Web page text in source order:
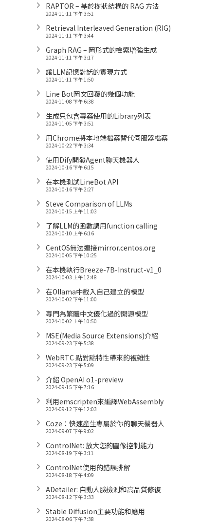
RAPTOR – 基於樹狀結構的 RAG 方法
2024-11-11 下午 3:51
Retrieval Interleaved Generation (RIG)
2024-11-11 下午 3:44
Graph RAG – 圖形式的檢索增強生成
2024-11-11 下午 3:17
讓LLM記憶對話的實現方式
2024-11-11 下午 1:50
Line Bot圖文回覆的幾個功能
2024-11-08 下午 6:38
生成只包含專案使用的Library列表
2024-11-05 下午 3:51
用Chrome將本地端檔案替代伺服器檔案
2024-10-22 下午 3:34
使用Dify開發Agent聊天機器人
2024-10-16 下午 6:15
在本機測試LineBot API
2024-10-16 下午 2:27
Steve Comparison of LLMs
2024-10-15 上午 11:03
了解LLM的函數調用function calling
2024-10-10 上午 6:16
CentOS無法連接mirror.centos.org
2024-10-05 下午 10:25
在本機執行Breeze-7B-Instruct-v1_0
2024-10-03 上午 12:48
在Ollama中載入自己建立的模型
2024-10-02 下午 11:00
專門為繁體中文優化過的開源模型
2024-10-02 上午 10:50
MSE(Media Source Extensions)介紹
2024-09-23 下午 5:38
WebRTC 點對點特性帶來的複雜性
2024-09-23 下午 5:09
介紹 OpenAI o1-preview
2024-09-15 下午 7:16
利用emscripten來編譯WebAssembly
2024-09-12 下午 12:03
Coze：快速產生專屬於你的聊天機器人
2024-09-07 下午 9:02
ControlNet: 放大您的圖像控制能力
2024-08-19 下午 3:11
ControlNet使用的錯誤排解
2024-08-18 下午 4:09
ADetailer: 自動人臉檢測和高品質修復
2024-08-12 下午 3:33
Stable Diffusion主要功能和應用
2024-08-06 下午 7:38